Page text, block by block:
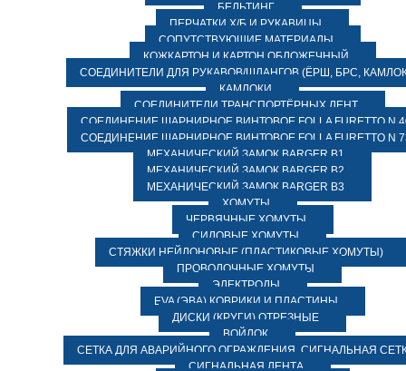
БЕЛЬТИНГ
ПЕРЧАТКИ Х/Б И РУКАВИЦЫ
СОПУТСТВУЮЩИЕ МАТЕРИАЛЫ
КОЖКАРТОН И КАРТОН ОБЛОЖЕЧНЫЙ
СОЕДИНИТЕЛИ ДЛЯ РУКАВОВ/ШЛАНГОВ (ЁРШ, БРС,
КАМЛОКИ
СОЕДИНИТЕЛИ ТРАНСПОРТЁРНЫХ ЛЕНТ
СОЕДИНЕНИЕ ШАРНИРНОЕ ВИНТОВОЕ FOLLA FURETTO N
СОЕДИНЕНИЕ ШАРНИРНОЕ ВИНТОВОЕ FOLLA FURETTO N
МЕХАНИЧЕСКИЙ ЗАМОК BARGER B1
МЕХАНИЧЕСКИЙ ЗАМОК BARGER B2
МЕХАНИЧЕСКИЙ ЗАМОК BARGER B3
ХОМУТЫ
ЧЕРВЯЧНЫЕ ХОМУТЫ
СИЛОВЫЕ ХОМУТЫ
СТЯЖКИ НЕЙЛОНОВЫЕ (ПЛАСТИКОВЫЕ ХОМУТЫ)
ПРОВОЛОЧНЫЕ ХОМУТЫ
ЭЛЕКТРОДЫ
EVA (ЭВА) КОВРИКИ И ПЛАСТИНЫ
ДИСКИ (КРУГИ) ОТРЕЗНЫЕ
ВОЙЛОК
СЕТКА ДЛЯ АВАРИЙНОГО ОГРАЖДЕНИЯ, СИГНАЛЬНАЯ
СИГНАЛЬНАЯ ЛЕНТА